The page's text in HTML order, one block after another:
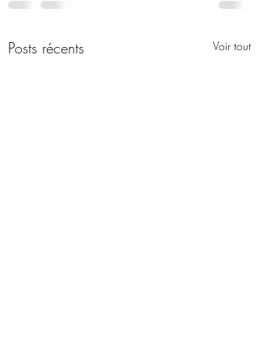
Posts récents Voir tout